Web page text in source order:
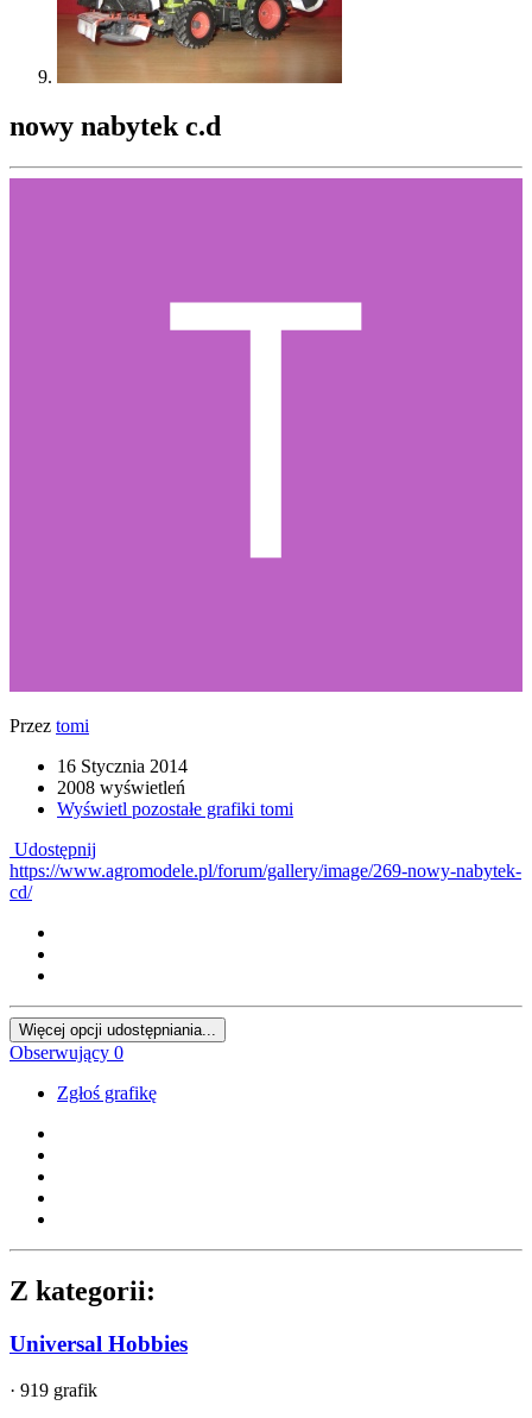
nowy nabytek c.d
Przez tomi
16 Stycznia 2014
2008 wyświetleń
Wyświetl pozostałe grafiki tomi
Udostępnij
https://www.agromodele.pl/forum/gallery/image/269-nowy-nabytek-
cd/
Więcej opcji udostępniania...
Obserwujący 0
Zgłoś grafikę
Z kategorii:
Universal Hobbies
· 919 grafik